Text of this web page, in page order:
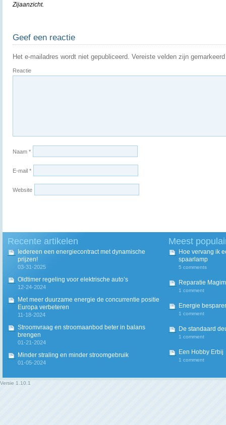
Zijaanzicht.
Geef een reactie
Het e-mailadres wordt niet gepubliceerd. Vereiste velden zijn
Reactie
Naam *
E-mail *
Website
Recente artikelen
Iedereen een energiecontract met dynamische
prijzen!
03-31-2025
Oldtimer regeling voor elektrische auto’s
12-24-2024
Met meer duurzame energie de concurrentie positie
Europa verbeteren
11-18-2024
Stroomvraag en stroomaanbod beter in balans
brengen
01-21-2024
Minder straling en minder stroomgebruik
01-05-2024
Meest
Hoe vervang ik
spaarlamp
5 comments
Reparatie
1 comment
Energie
1 comment
De standaard
1 comment
Een Hobby Erbij
1 comment
Versie 1.10.1